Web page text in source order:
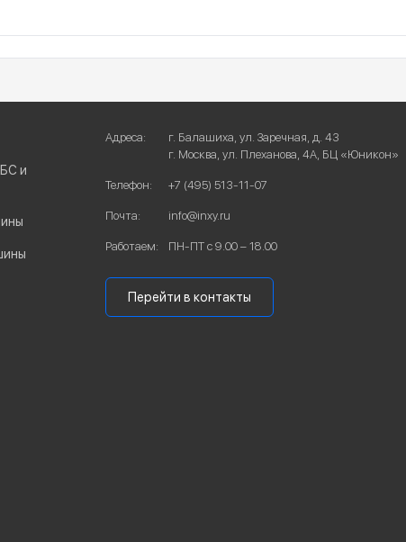
и
Адреса:
г. Балашиха, ул. Заречная, д. 43
г. Москва, ул. Плеханова, 4А, БЦ «Юникон»
Телефон: +7 (495) 513-11-07
Почта: info@inxy.ru
Работаем: ПН-ПТ с 9.00 – 18.00
Перейти в контакты